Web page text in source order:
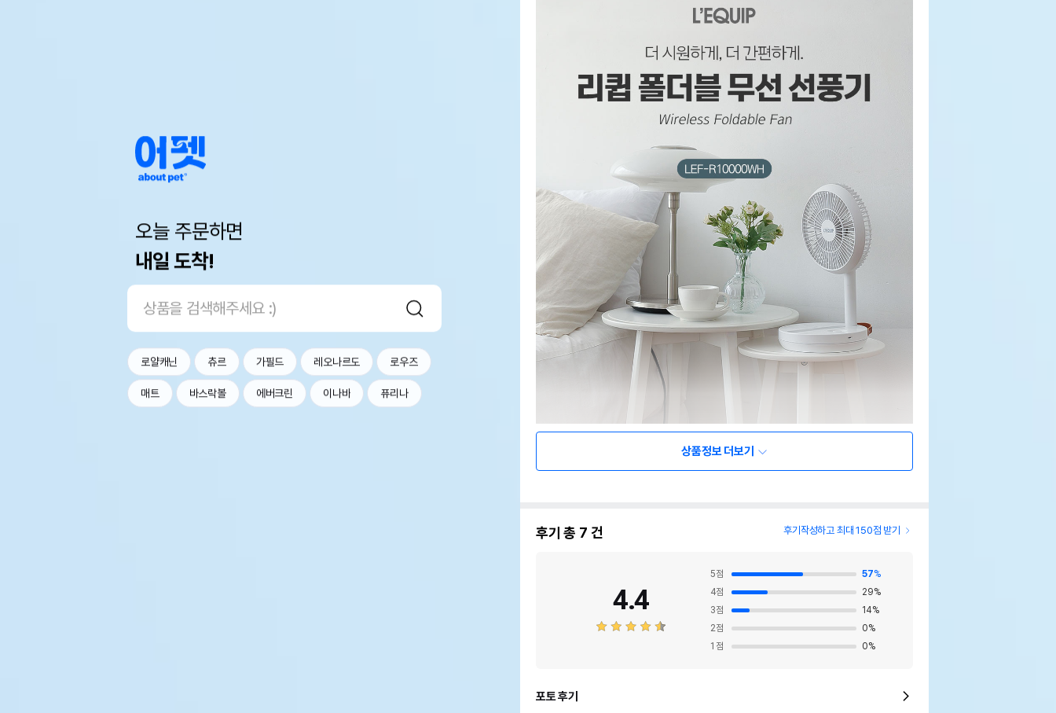
오늘 주문하면
내일 도착!
로얄캐닌 츄르 가필드 레오나르도 로우즈
매트 바스락볼 에버크린 이나바 퓨리나
상품정보 더보기
후기 총 7 건 후기작성하고 최대 150점 받기
4.4
5점 57%
4점 29%
3점 14%
2점 0%
1 점 0%
포토 후기